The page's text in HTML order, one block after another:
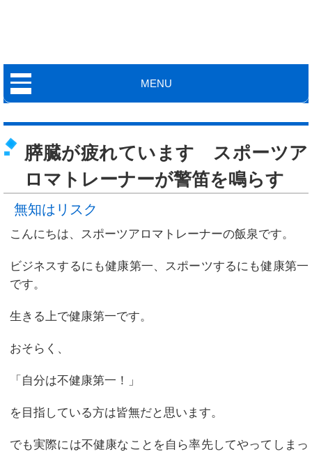
MENU
膵臓が疲れています スポーツア
ロマトレーナーが警笛を鳴らす
無知はリスク
こんにちは、スポーツアロマトレーナーの飯泉です。
ビジネスするにも健康第一、スポーツするにも健康第一
です。
生きる上で健康第一です。
おそらく、
「自分は不健康第一！」
を目指している方は皆無だと思います。
でも実際には不健康なことを自ら率先してやってしまっ